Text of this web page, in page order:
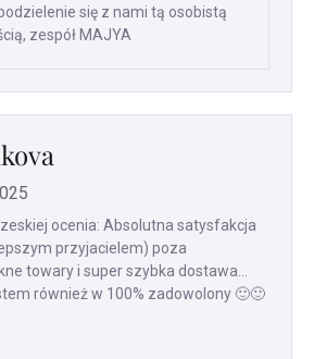
się z nami tą osobistą
zespół MAJYA
ocenia: Absolutna satysfakcja
przyjacielem) poza
towary i super szybka dostawa...
również w 100% zadowolony 🙂🙂